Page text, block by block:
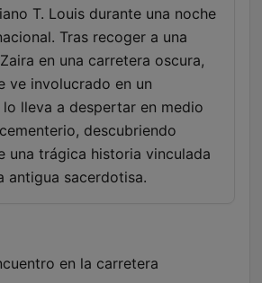
T. Louis durante una noche
Tras recoger a una
en una carretera oscura,
ve involucrado en un
lleva a despertar en medio
descubriendo
una trágica historia vinculada
antigua sacerdotisa.
en la carretera